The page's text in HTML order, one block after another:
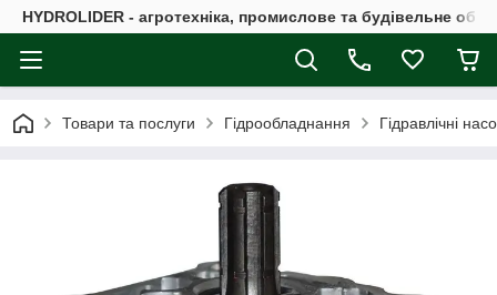
HYDROLIDER - агротехніка, промислове та будівельне
Товари та послуги Гідрообладнання Гідравлічні